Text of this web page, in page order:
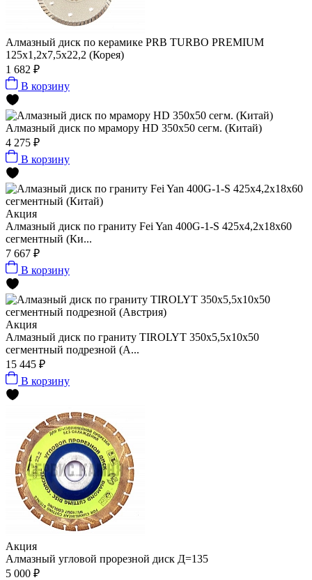
Алмазный диск по керамике PRB TURBO PREMIUM
125x1,2x7,5x22,2 (Корея)
1 682 ₽
В корзину
Алмазный диск по мрамору HD 350x50 сегм. (Китай)
4 275 ₽
В корзину
Акция
Алмазный диск по граниту Fei Yan 400G-1-S 425x4,2x18x60
сегментный (Ки...
7 667 ₽
В корзину
Акция
Алмазный диск по граниту TIROLYT 350x5,5x10x50
сегментный подрезной (А...
15 445 ₽
В корзину
Акция
Алмазный угловой прорезной диск Д=135
5 000 ₽